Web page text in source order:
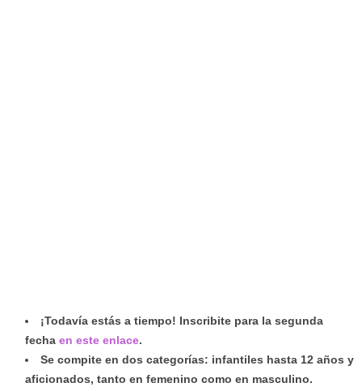
¡Todavía estás a tiempo! Inscribite para la segunda
fecha en este enlace.
Se compite en dos categorías: infantiles hasta 12 años y
aficionados, tanto en femenino como en masculino.